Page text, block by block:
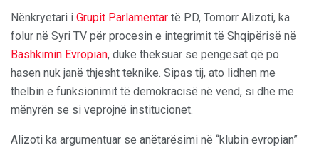
Nënkryetari i Grupit Parlamentar të PD, Tomorr Alizoti, ka
folur në Syri TV për procesin e integrimit të Shqipërisë në
Bashkimin Evropian, duke theksuar se pengesat që po
hasen nuk janë thjesht teknike. Sipas tij, ato lidhen me
thelbin e funksionimit të demokracisë në vend, si dhe me
mënyrën se si veprojnë institucionet.
Alizoti ka argumentuar se anëtarësimi në “klubin evropian”